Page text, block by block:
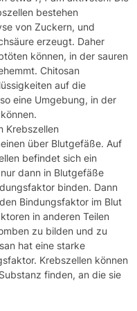
bestehen
von Zuckern, und
erzeugt. Daher
können, in der sauren
Chitosan
auf die
eine Umgebung, in der
Krebszellen
über Blutgefäße. Auf
befindet sich ein
dann in Blutgefäße
binden. Dann
Bindungsfaktor im Blut
in anderen Teilen
zu bilden und zu
hat eine starke
Krebszellen können
finden, an die sie